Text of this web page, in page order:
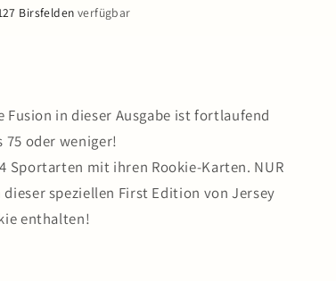
Birsfelden verfügbar
Fusion in dieser Ausgabe ist fortlaufend
oder weniger!
Sportarten mit ihren Rookie-Karten. NUR
speziellen First Edition von Jersey
enthalten!